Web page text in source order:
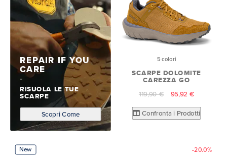
REPAIR IF YOU
CARE
RISUOLA LE TUE
SCARPE
Scopri Come
5 colori
SCARPE DOLOMITE
CAREZZA GO
119,90 €
95,92 €
Confronta i Prodotti
New -20.0%